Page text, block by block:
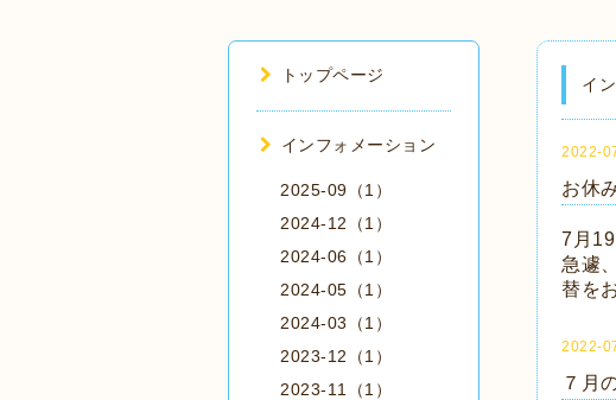
イ
2022-
お休
7月
急遽
替を
2022-
７月
トップページ
インフォメーション
2025-09（1）
2024-12（1）
2024-06（1）
2024-05（1）
2024-03（1）
2023-12（1）
2023-11（1）